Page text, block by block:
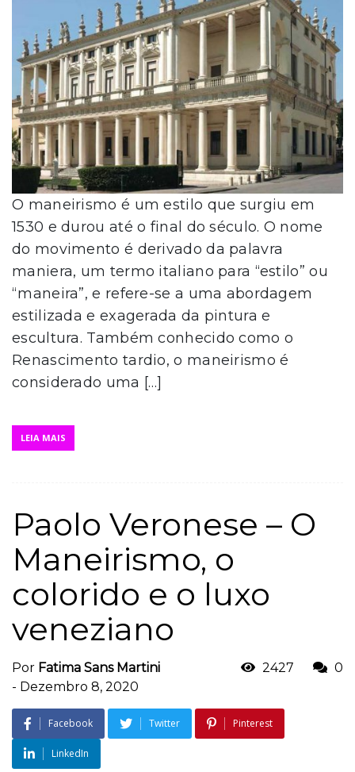
O maneirismo é um estilo que surgiu em
1530 e durou até o final do século. O nome
do movimento é derivado da palavra
maniera, um termo italiano para “estilo” ou
“maneira”, e refere-se a uma abordagem
estilizada e exagerada da pintura e
escultura. Também conhecido como o
Renascimento tardio, o maneirismo é
considerado uma […]
LEIA MAIS
Paolo Veronese – O
Maneirismo, o
colorido e o luxo
veneziano
Por Fatima Sans Martini
- Dezembro 8, 2020
2427 0
Facebook Twitter Pinterest
LinkedIn